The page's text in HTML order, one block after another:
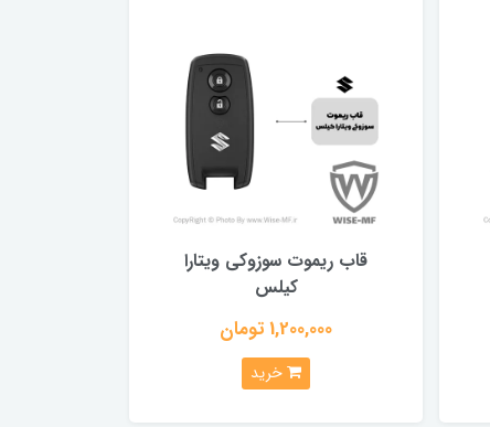
قاب ریموت سوزوکی ویتارا
کیلس
1,200,000 تومان
خرید